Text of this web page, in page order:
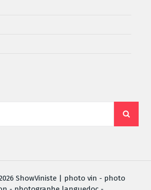
ShowViniste | photo vin - photo